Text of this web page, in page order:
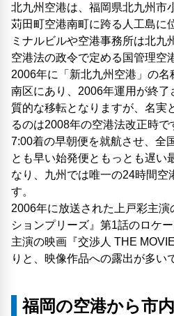
北九州空港は、福岡県北九州市
苅田町空港南町に跨る人工島に
ミナルビルや空港事務所は北九
空港法の政令で定める国管理空
2006年に「新北九州空港」の
南区にあり、2006年運用が終
質的な移転となりますが、名実
るのは2008年の空港法改正時で
7:00着の早朝便を就航させ、全
とも早い始発便ともっとも遅い
なり、九州では唯一の24時間空
す。
2006年に放送された上戸彩主
ションプリーズ』第1話のロケ
主演の映画『交渉人 THE
りと、映像作品への露出が多い
福岡の空港から市